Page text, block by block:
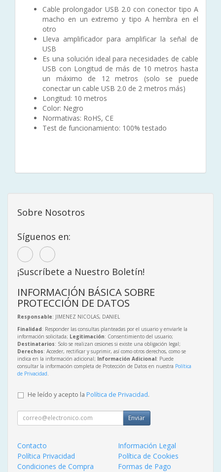
Cable prolongador USB 2.0 con conector tipo A
macho en un extremo y tipo A hembra en el
otro
Lleva amplificador para amplificar la señal de
USB
Es una solución ideal para necesidades de cable
USB con Longitud de más de 10 metros hasta
un máximo de 12 metros (solo se puede
conectar un cable USB 2.0 de 2 metros más)
Longitud: 10 metros
Color: Negro
Normativas: RoHS, CE
Test de funcionamiento: 100% testado
Sobre Nosotros
Síguenos en:
¡Suscríbete a Nuestro Boletín!
INFORMACIÓN BÁSICA SOBRE
PROTECCIÓN DE DATOS
Responsable: JIMENEZ NICOLAS, DANIEL
Finalidad: Responder las consultas planteadas por el usuario y enviarle la
información solicitada; Legitimación: Consentimiento del usuario;
Destinatarios: Solo se realizan cesiones si existe una obligación legal;
Derechos: Acceder, rectificar y suprimir, así como otros derechos, como se
indica en la información adicional; Información Adicional: Puede
consultar la información completa de Protección de Datos en nuestra Política
de Privacidad
He leído y acepto la Política de Privacidad.
Enviar
Contacto
Información Legal
Política Privacidad
Política de Cookies
Condiciones de Compra
Formas de Pago